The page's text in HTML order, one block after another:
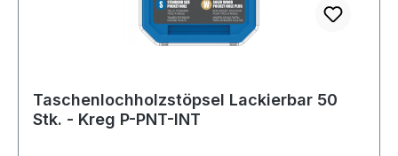
Taschenlochholzstöpsel Lackierbar 50
Stk. - Kreg P-PNT-INT